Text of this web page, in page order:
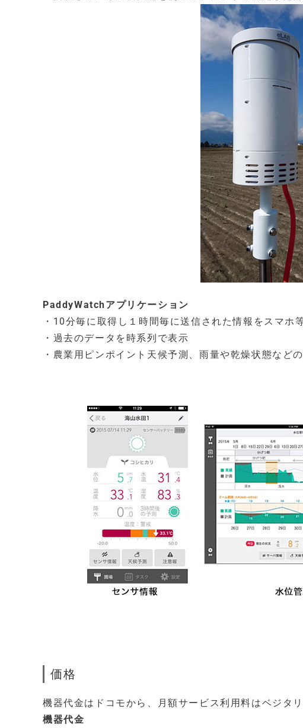
PaddyWatchアプリケーション
・10分毎に取得し１時間毎に送信された情報をスマホ
・過去のデータを時系列で表示
・農業用ピンポイント天候予測、雨量や乾燥状態など
価格
機器代金はドコモから、月額サービス利用料はベジ
機器代金